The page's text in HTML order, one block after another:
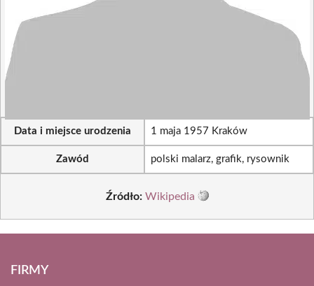
Data i miejsce urodzenia 1 maja 1957 Kraków
Zawód polski malarz, grafik, rysownik
Źródło: Wikipedia
FIRMY